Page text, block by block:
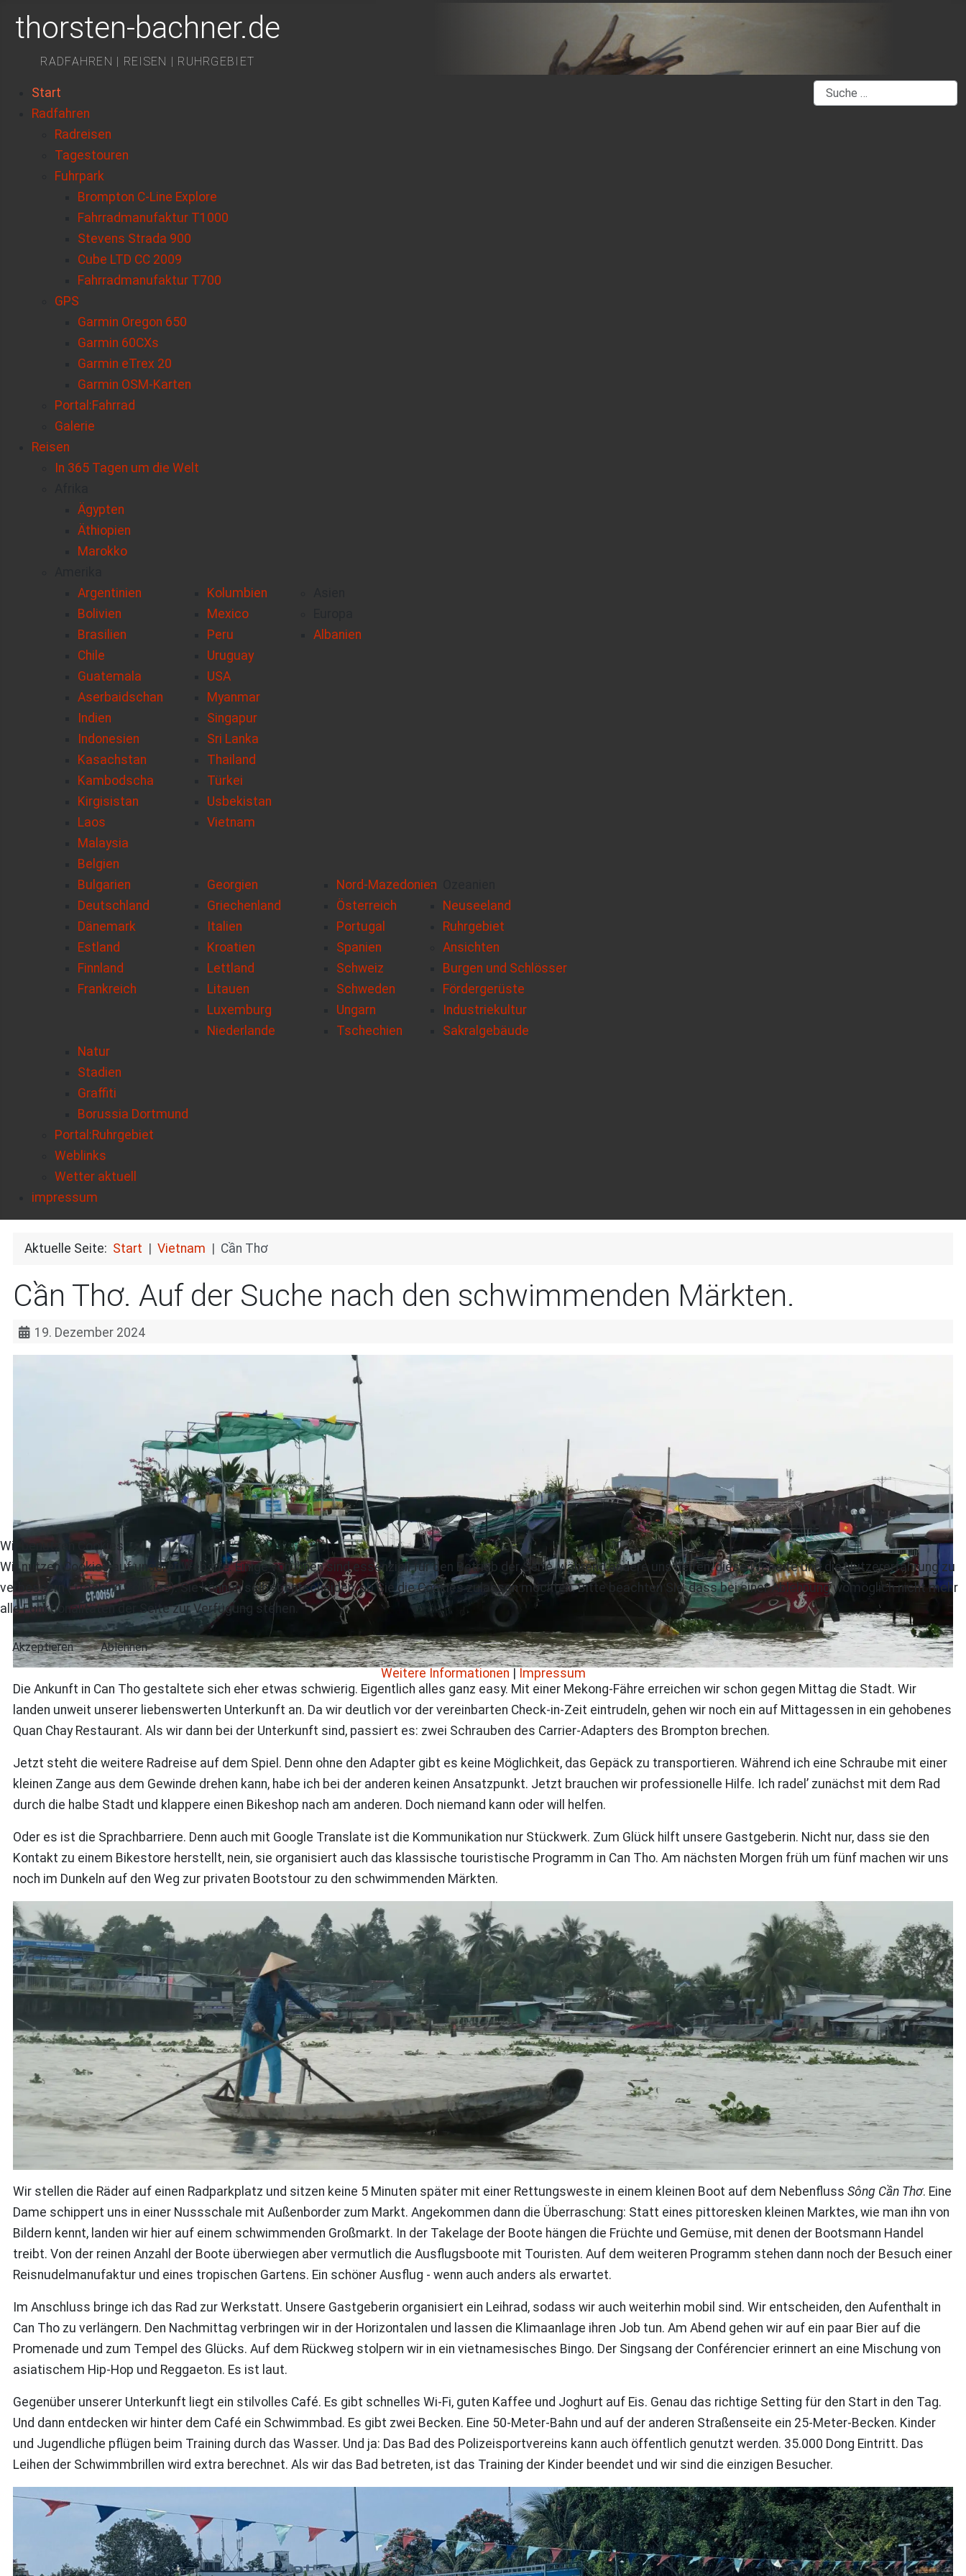
thorsten-bachner.de
RADFAHREN | REISEN | RUHRGEBIET
Start
Radfahren
Radreisen
Tagestouren
Fuhrpark
Brompton C-Line Explore
Fahrradmanufaktur T1000
Stevens Strada 900
Cube LTD CC 2009
Fahrradmanufaktur T700
GPS
Garmin Oregon 650
Garmin 60CXs
Garmin eTrex 20
Garmin OSM-Karten
Portal:Fahrrad
Galerie
Reisen
In 365 Tagen um die Welt
Ägypten
Äthiopien
Marokko
Argentinien
Bolivien
Brasilien
Chile
Guatemala
Kolumbien
Mexico
Peru
Uruguay
USA
Aserbaidschan
Indien
Indonesien
Kasachstan
Kambodscha
Kirgisistan
Laos
Malaysia
Myanmar
Singapur
Sri Lanka
Thailand
Türkei
Usbekistan
Vietnam
Albanien
Belgien
Bulgarien
Deutschland
Dänemark
Estland
Finnland
Frankreich
Georgien
Griechenland
Italien
Kroatien
Lettland
Litauen
Luxemburg
Niederlande
Nord-Mazedonien
Österreich
Portugal
Spanien
Schweiz
Schweden
Ungarn
Tschechien
Neuseeland
Ruhrgebiet
Ansichten
Burgen und Schlösser
Fördergerüste
Industriekultur
Sakralgebäude
Natur
Stadien
Graffiti
Borussia Dortmund
Portal:Ruhrgebiet
Weblinks
Wetter aktuell
impressum
Suchen
Aktuelle Seite: Start Vietnam Cần Thơ
Cần Thơ. Auf der Suche nach den schwimmenden Märkten.
19. Dezember 2024
Die Ankunft in Can Tho gestaltete sich eher etwas schwierig. Eigentlich alles ganz easy. Mit einer Mekong-Fähre erreichen wir schon gegen Mittag die Stadt. Wir
landen unweit unserer liebenswerten Unterkunft an. Da wir deutlich vor der vereinbarten Check-in-Zeit eintrudeln, gehen wir noch ein auf Mittagessen in ein gehobenes
Quan Chay Restaurant. Als wir dann bei der Unterkunft sind, passiert es: zwei Schrauben des Carrier-Adapters des Brompton brechen.
Jetzt steht die weitere Radreise auf dem Spiel. Denn ohne den Adapter gibt es keine Möglichkeit, das Gepäck zu transportieren. Während ich eine Schraube mit einer
kleinen Zange aus dem Gewinde drehen kann, habe ich bei der anderen keinen Ansatzpunkt. Jetzt brauchen wir professionelle Hilfe. Ich radel’ zunächst mit dem Rad
durch die halbe Stadt und klappere einen Bikeshop nach am anderen. Doch niemand kann oder will helfen.
Oder es ist die Sprachbarriere. Denn auch mit Google Translate ist die Kommunikation nur Stückwerk. Zum Glück hilft unsere Gastgeberin. Nicht nur, dass sie den
Kontakt zu einem Bikestore herstellt, nein, sie organisiert auch das klassische touristische Programm in Can Tho. Am nächsten Morgen früh um fünf machen wir uns
noch im Dunkeln auf den Weg zur privaten Bootstour zu den schwimmenden Märkten.
Wir stellen die Räder auf einen Radparkplatz und sitzen keine 5 Minuten später mit einer Rettungsweste in einem kleinen Boot auf dem Nebenfluss Sông Cần Thơ. Eine
Dame schippert uns in einer Nussschale mit Außenborder zum Markt. Angekommen dann die Überraschung: Statt eines pittoresken kleinen Marktes, wie man ihn von
Bildern kennt, landen wir hier auf einem schwimmenden Großmarkt. In der Takelage der Boote hängen die Früchte und Gemüse, mit denen der Bootsmann Handel
treibt. Von der reinen Anzahl der Boote überwiegen aber vermutlich die Ausflugsboote mit Touristen. Auf dem weiteren Programm stehen dann noch der Besuch einer
Reisnudelmanufaktur und eines tropischen Gartens. Ein schöner Ausflug - wenn auch anders als erwartet.
Im Anschluss bringe ich das Rad zur Werkstatt. Unsere Gastgeberin organisiert ein Leihrad, sodass wir auch weiterhin mobil sind. Wir entscheiden, den Aufenthalt in
Can Tho zu verlängern. Den Nachmittag verbringen wir in der Horizontalen und lassen die Klimaanlage ihren Job tun. Am Abend gehen wir auf ein paar Bier auf die
Promenade und zum Tempel des Glücks. Auf dem Rückweg stolpern wir in ein vietnamesisches Bingo. Der Singsang der Conférencier erinnert an eine Mischung von
asiatischem Hip-Hop und Reggaeton. Es ist laut.
Gegenüber unserer Unterkunft liegt ein stilvolles Café. Es gibt schnelles Wi-Fi, guten Kaffee und Joghurt auf Eis. Genau das richtige Setting für den Start in den Tag.
Und dann entdecken wir hinter dem Café ein Schwimmbad. Es gibt zwei Becken. Eine 50-Meter-Bahn und auf der anderen Straßenseite ein 25-Meter-Becken. Kinder
und Jugendliche pflügen beim Training durch das Wasser. Und ja: Das Bad des Polizeisportvereins kann auch öffentlich genutzt werden. 35.000 Dong Eintritt. Das
Leihen der Schwimmbrillen wird extra berechnet. Als wir das Bad betreten, ist das Training der Kinder beendet und wir sind die einzigen Besucher.
Wir benutzen Cookies
Wir nutzen Cookies auf unserer Website. Einige von ihnen sind essenziell für den Betrieb der Seite, während andere uns helfen, diese Website und die Nutzererfahrung zu
verbessern (Tracking Cookies). Sie können selbst entscheiden, ob Sie die Cookies zulassen möchten. Bitte beachten Sie, dass bei einer Ablehnung womöglich nicht mehr
alle Funktionalitäten der Seite zur Verfügung stehen.
Akzeptieren Ablehnen
Weitere Informationen Impressum